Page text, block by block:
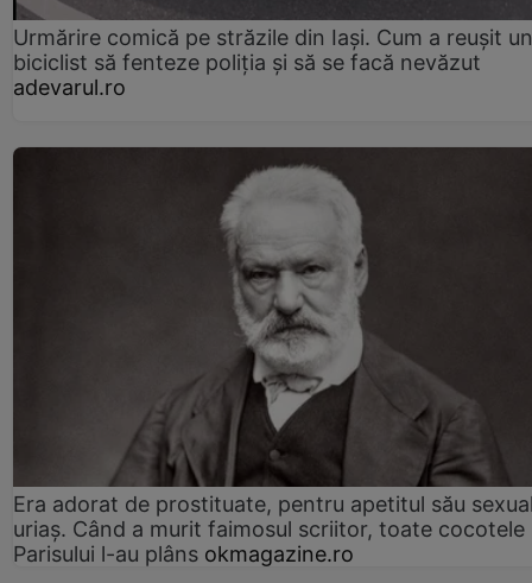
Urmărire comică pe străzile din Iași. Cum a reușit un
biciclist să fenteze poliția și să se facă nevăzut
adevarul.ro
Era adorat de prostituate, pentru apetitul său
uriaș. Când a murit faimosul scriitor, toate cocotele
Parisului l-au plâns okmagazine.ro